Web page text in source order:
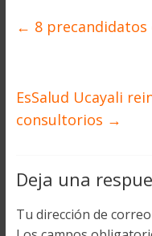
← 8 precandidatos
EsSalud Ucayali
consultorios →
Deja una
Tu dirección de